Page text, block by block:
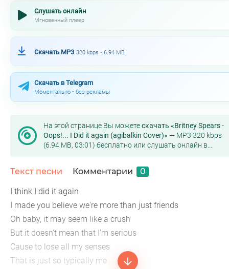
Слушать онлайн
Мгновенный плеер
Скачать MP3 320 kbps • 6.94 MB
Скачать в Telegram
Моментально • без рекламы
На этой странице Вы можетескачать «Britney Spears -
Oops!... I Did it again (agibalkin Cover)» — MP3 320 kbps
(6.94 MB, 03:01) бесплатно или слушать онлайн в
Текст песни Комментарии 0
I think I did it again
I made you believe we're more than just friends
Oh baby, it may seem like a crush
But it doesn't mean that I'm serious
Cause to lose all my senses
That is just so typically me